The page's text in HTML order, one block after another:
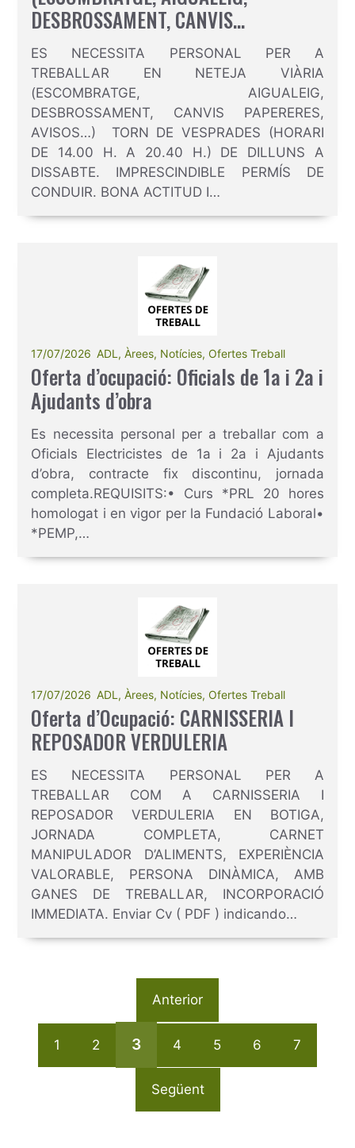
DESBROSSAMENT, CANVIS
PAPERERES, AVISOS…)
ES NECESSITA PERSONAL PER A
TREBALLAR EN NETEJA VIÀRIA
(ESCOMBRATGE, AIGUALEIG,
DESBROSSAMENT, CANVIS PAPERERES,
AVISOS…) TORN DE VESPRADES (HORARI
DE 14.00 H. A 20.40 H.) DE DILLUNS A
DISSABTE. IMPRESCINDIBLE PERMÍS DE
CONDUIR. BONA ACTITUD I…
17/07/2026 ADL ,Àrees, Notícies,Ofertes Treball
Oferta d’ocupació: Oficials de 1a i 2a i
Ajudants d’obra
Es necessita personal per a treballar com a
Oficials Electricistes de 1a i 2a i Ajudants
d’obra, contracte fix discontinu, jornada
completa.REQUISITS:• Curs *PRL 20 hores
homologat i en vigor per la Fundació Laboral•
*PEMP,…
17/07/2026 ADL ,Àrees, Notícies,Ofertes Treball
Oferta d’Ocupació: CARNISSERIA I
REPOSADOR VERDULERIA
ES NECESSITA PERSONAL PER A
TREBALLAR COM A CARNISSERIA I
REPOSADOR VERDULERIA EN BOTIGA,
JORNADA COMPLETA, CARNET
MANIPULADOR D’ALIMENTS, EXPERIÈNCIA
VALORABLE, PERSONA DINÀMICA, AMB
GANES DE TREBALLAR, INCORPORACIÓ
IMMEDIATA. Enviar Cv ( PDF ) indicando…
Anterior
1 2 3 4 5 6 7
Següent